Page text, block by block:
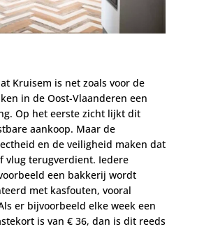
Kruisem is net zoals voor de
in de Oost-Vlaanderen een
Op het eerste zicht lijkt dit
aankoop. Maar de
en de veiligheid maken dat
vlug terugverdient. Iedere
een bakkerij wordt
met kasfouten, vooral
er bijvoorbeeld elke week een
is van € 36, dan is dit reeds